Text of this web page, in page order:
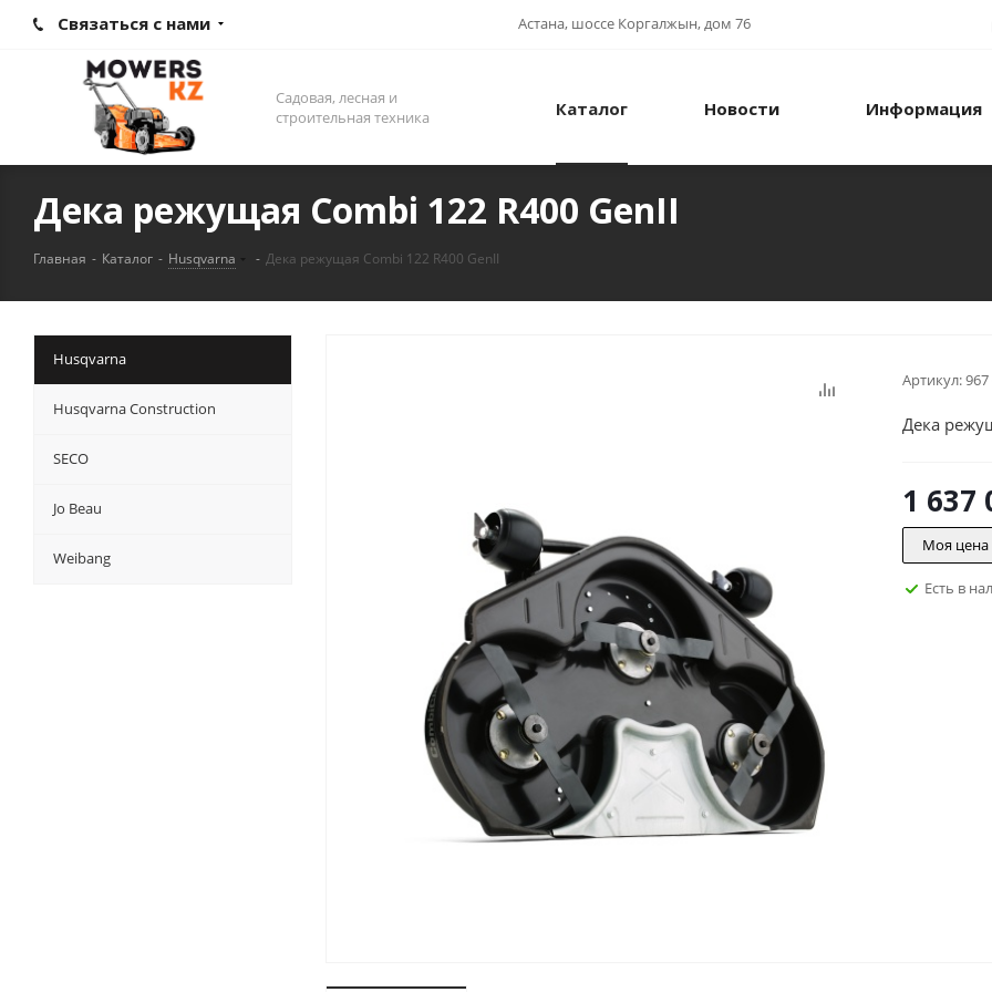
Связаться с нами Астана, шоссе Коргалжын, дом 76
Садовая, лесная и
строительная техника
Каталог Новости Информация
Дека режущая Combi 122 R400 GenII
Главная - Каталог - Husqvarna - Дека режущая Combi 122 R400 GenII
Артикул:967
Дека
1 637
Моя цена
Есть в
Husqvarna
Husqvarna Construction
SECO
Jo Beau
Weibang